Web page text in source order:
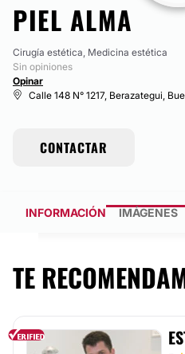
PIEL ALMA
Cirugía estética, Medicina estética
Sin opiniones
Opinar
Calle 148 N° 1217, Berazategui,
CONTACTAR
INFORMACIÓN IMÁGENES
TE